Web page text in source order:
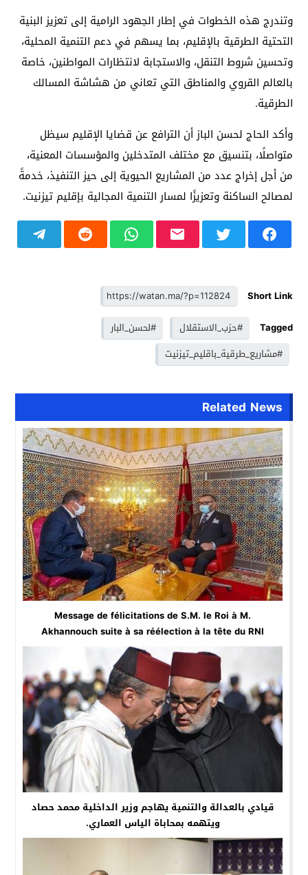
وتندرج هذه الخطوات في إطار الجهود الرامية إلى تعزيز البنية
التحتية الطرقية بالإقليم، بما يسهم في دعم التنمية المحلية،
وتحسين شروط التنقل، والاستجابة لانتظارات المواطنين، خاصة
بالعالم القروي والمناطق التي تعاني من هشاشة المسالك
الطرقية.
وأكد الحاج لحسن الباز أن الترافع عن قضايا الإقليم سيظل
متواصلًا، بتنسيق مع مختلف المتدخلين والمؤسسات المعنية،
من أجل إخراج عدد من المشاريع الحيوية إلى حيز التنفيذ، خدمةً
لمصالح الساكنة وتعزيزًا لمسار التنمية المجالية بإقليم تيزنيت.
Short Link
Tagged
#حزب_الاستقلال
#لحسن_البار
#مشاريع_طرقية_باقليم_تيزنيت
Related News
Message de félicitations de S.M. le Roi à M.
Akhannouch suite à sa réélection à la tête du RNI
قيادي بالعدالة والتنمية يهاجم وزير الداخلية محمد حصاد
ويتهمه بمحاباة الياس العماري.